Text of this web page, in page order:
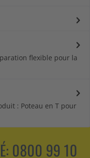
flexible pour la
: Poteau en T pour
0800 99 10